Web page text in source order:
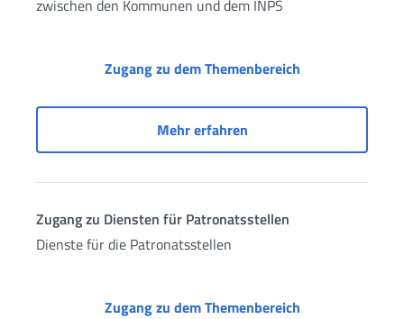
zwischen den Kommunen und dem INPS
Zugang zu dem ThemenbereichZugang zu den
Mehr erfahrenZugang zu den Diensten
Zugang zu Diensten für Patronatsstellen
Dienste für die Patronatsstellen
Zugang zu dem ThemenbereichZugang zu